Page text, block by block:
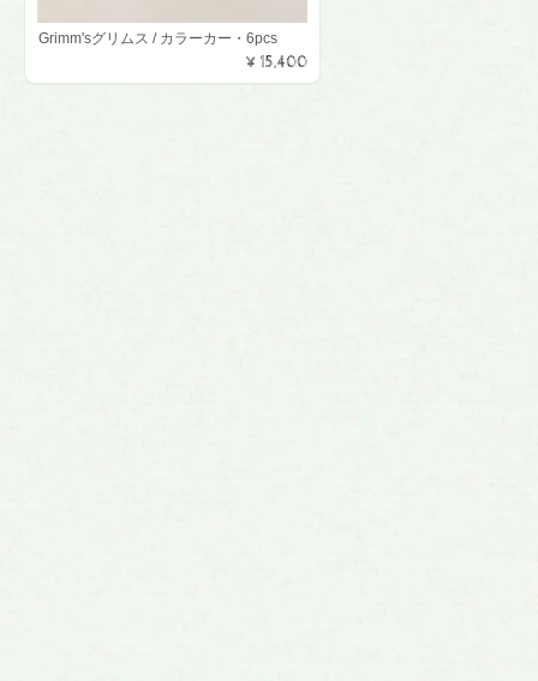
Grimm'sグリムス / カラーカー・6pcs
¥15,400